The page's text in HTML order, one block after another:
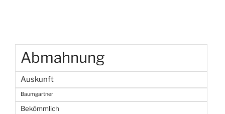
Abmahnung
Auskunft
Baumgartner
Bekömmlich